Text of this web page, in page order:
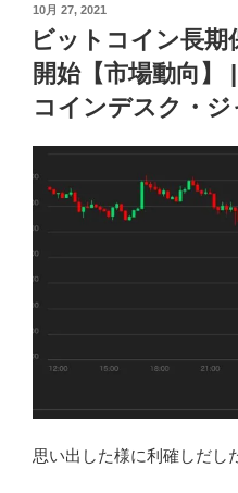
投
稿
日:
10月 27, 2021
ビットコイン長期
開始【市場動向
コインデスク・ジ
思い出した様に利確しだし